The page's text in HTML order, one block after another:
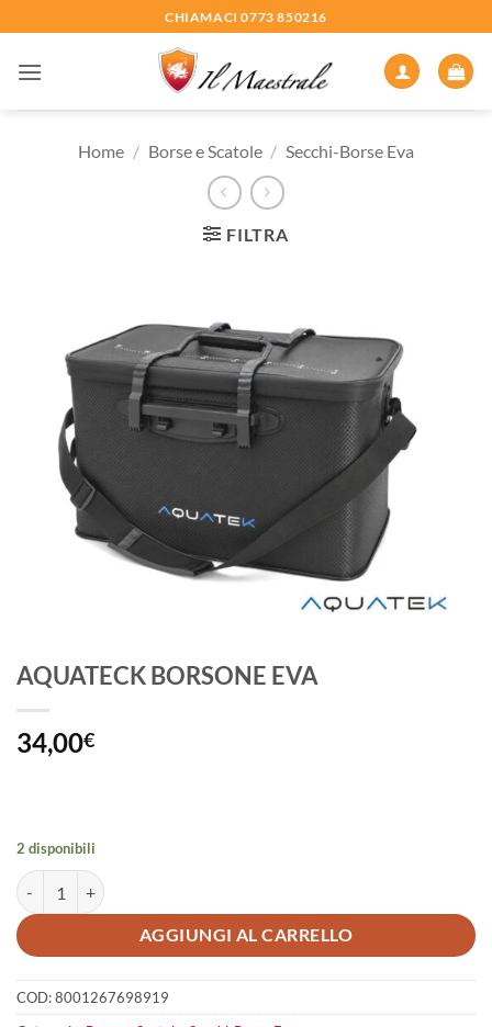
ai
contenuti
CHIAMACI 0773 850216
Home / Borse e Scatole / Secchi-Borse Eva
FILTRA
AQUATECK BORSONE EVA
34,00€
2 disponibili
AQUATECK BORSONE EVA quantità
AGGIUNGI AL CARRELLO
COD:8001267698919